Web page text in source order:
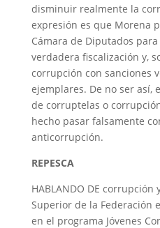
disminuir realmente la
expresión es que Morena
Cámara de Diputados
verdadera fiscalización y,
corrupción con sanciones
ejemplares. De no ser así,
de corruptelas o
hecho pasar falsamente
anticorrupción.
REPESCA
HABLANDO DE
Superior de la Federación
en el programa Jóvenes